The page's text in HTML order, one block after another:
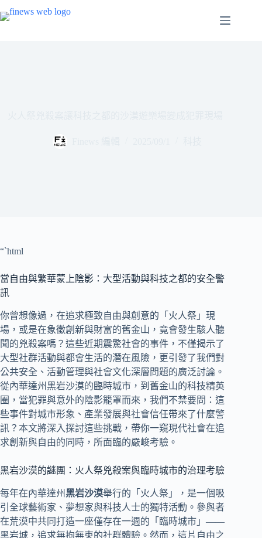
至
“`html
當自由與繁華蒙上陰影：大型活動與科技之都的安全警
訊
你曾想像過，在追求極致自由與創意的「火人祭」現
場，或是在象徵創新與財富的舊金山，竟會發生駭人聽
聞的兇殺案嗎？這些近期震驚社會的事件，不僅揭示了
大型社群活動與都會生活的潛在風險，更引發了我們對
公共安全、活動管理與社會文化深層問題的廣泛討論。
從內華達州黑岩沙漠的臨時城市，到舊金山的科技精英
圈，當犯罪與意外的陰影籠罩而來，我們不禁要問：這
些事件對城市形象、產業發展與社會信任帶來了什麼警
訊？本文將深入探討這些挑戰，帶你一窺現代社會在追
求創新與自由的同時，所面臨的嚴峻考驗。
黑岩沙漠的謎團：火人祭兇殺案與臨時城市的治理考驗
每年在內華達州黑岩沙漠舉行的「火人祭」，是一個吸
引全球藝術家、夢想家與科技人士的獨特活動。參與者
在荒漠中共同打造一座僅存在一週的「臨時城市」——
黑岩城，追求無拘無束的社群體驗。然而，這片自由之